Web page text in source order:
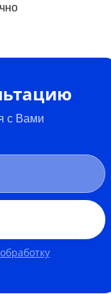
с Вами
обработку